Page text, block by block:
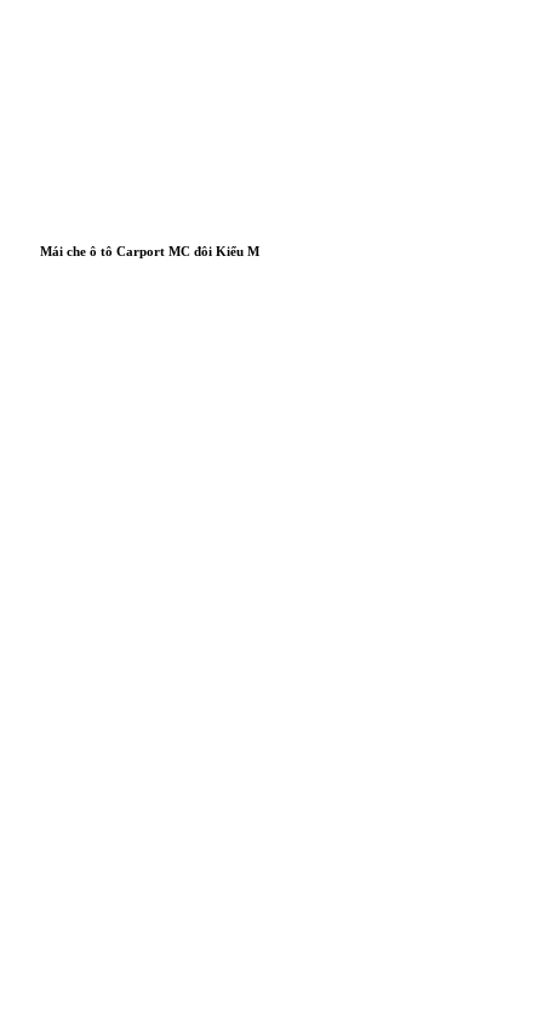
Mái che ô tô Carport MC đôi Kiểu M